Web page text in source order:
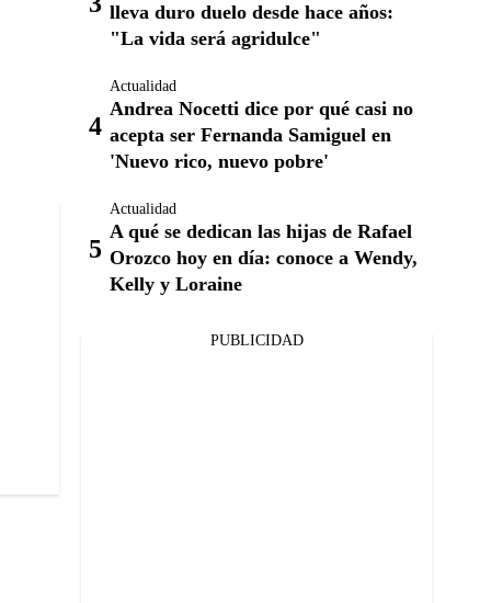
lleva duro duelo desde hace años:
"La vida será agridulce"
Actualidad
Andrea Nocetti dice por qué casi no
acepta ser Fernanda Samiguel en
'Nuevo rico, nuevo pobre'
Actualidad
A qué se dedican las hijas de Rafael
Orozco hoy en día: conoce a Wendy,
Kelly y Loraine
PUBLICIDAD